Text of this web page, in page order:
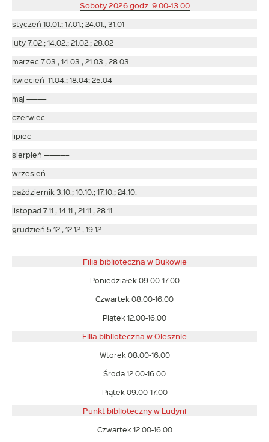
Soboty 2026 godz. 9.00-13.00
styczeń 10.01.; 17.01.; 24.01., 31.01
luty 7.02.; 14.02.; 21.02.; 28.02
marzec 7.03.; 14.03.; 21.03.; 28.03
kwiecień 11.04.; 18.04; 25.04
maj ———–
czerwiec ———-
lipiec ———-
sierpień ————–
wrzesień ———
październik 3.10.; 10.10.; 17.10.; 24.10.
listopad 7.11.; 14.11.; 21.11.; 28.11.
grudzień 5.12.; 12.12.; 19.12
Filia biblioteczna w Bukowie
Poniedziałek 09.00-17.00
Czwartek 08.00-16.00
Piątek 12.00-16.00
Filia biblioteczna w Olesznie
Wtorek 08.00-16.00
Środa 12.00-16.00
Piątek 09.00-17.00
Punkt biblioteczny w Ludyni
Czwartek 12.00-16.00